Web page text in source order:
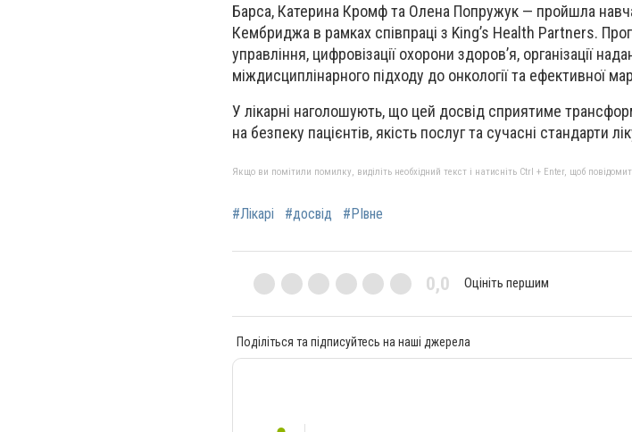
Барса, Катерина Кромф та Олена Попружук — пройшла
Кембриджа в рамках співпраці з King’s Health Partners.
управління, цифровізації охорони здоров’я, організації
міждисциплінарного підходу до онкології та ефективної
У лікарні наголошують, що цей досвід сприятиме
на безпеку пацієнтів, якість послуг та сучасні стандарти
Якщо ви помітили помилку, виділіть необхідний текст і натисніть Ctrl + Enter, щоб
#Лікарі #досвід #РІвне
0,0 Оцініть першим
Поділіться та підписуйтесь на наші джерела